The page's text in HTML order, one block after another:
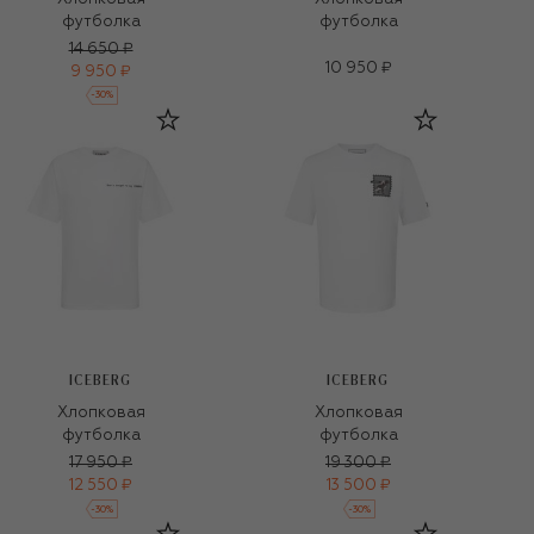
футболка
14 650 ₽
9 950 ₽
-30%
футболка
10 950 ₽
ICEBERG
Хлопковая
футболка
17 950 ₽
12 550 ₽
-30%
ICEBERG
Хлопковая
футболка
19 300 ₽
13 500 ₽
-30%